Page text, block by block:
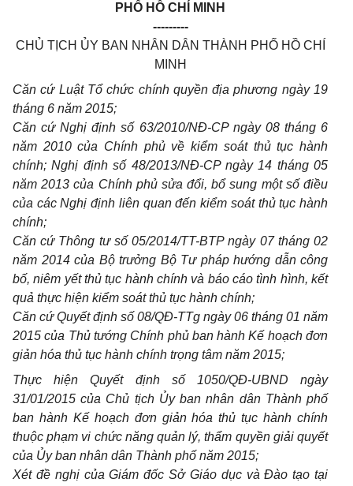
PHỐ HỒ CHÍ MINH
---------
CHỦ TỊCH ỦY BAN NHÂN DÂN THÀNH PHỐ HỒ CHÍ
MINH
Căn cứ Luật Tổ chức chính quyền địa phương ngày 19
tháng 6 năm 2015;
Căn cứ Nghị định số 63/2010/NĐ-CP ngày 08 tháng 6
năm 2010 của Chính phủ về kiểm soát thủ tục hành
chính; Nghị định số 48/2013/NĐ-CP ngày 14 tháng 05
năm 2013 của Chính phủ sửa đổi, bổ sung một số điều
của các Nghị định liên quan đến kiểm soát thủ tục hành
chính;
Căn cứ Thông tư số05/2014/TT-BTP ngày 07 tháng 02
năm 2014 của Bộ trưởng Bộ Tư pháp hướng dẫn công
bố, niêm yết thủ tục hành chính và báo cáo tình hình, kết
quả thực hiện kiểm soát thủ tục hành chính;
Căn cứ Quyết định số 08/QĐ-TTg ngày 06 tháng 01 năm
2015 của Thủ tướng Chính phủ ban hành Kế hoạch đơn
giản hóa thủ tục hành chính trọng tâm năm 2015;
Thực hiện Quyết định số 1050/QĐ-UBND ngày
31/01/2015 của Chủ tịch Ủy ban nhân dân Thành phố
ban hành Kế hoạch đơn giản hóa thủ tục hành chính
thuộc phạm vi chức năng quản lý, thẩm quyền giải quyết
của Ủy ban nhân dân Thành phố năm 2015;
Xét đề nghị của Giám đốc Sở Giáo dục và Đào tạo tại